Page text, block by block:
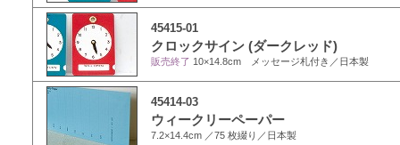
45415-01
クロックサイン (ダークレッド)
販売終了 10×14.8cm メッセージ札付き／日本製
45414-03
ウィークリーペーパー
7.2×14.4cm ／75 枚綴り／日本製